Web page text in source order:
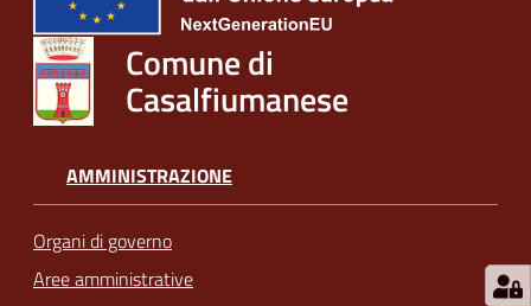
Comune di
Casalfiumanese
AMMINISTRAZIONE
Organi di governo
Aree amministrative